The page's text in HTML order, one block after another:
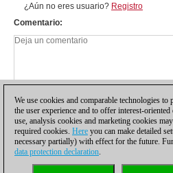
¿Aún no eres usuario? Registro
Comentario
We use cookies and comparable technologies
the user experience and to offer interest-
use, analysis cookies and marketing cookies
required cookies. Here you can make detailed
necessary partially) with effect for the future.
data protection declaration.